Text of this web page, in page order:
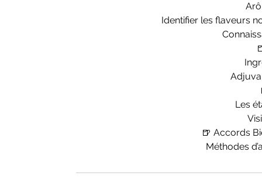
Identifier les flaveurs
Les
🍺 Accords
Méthodes